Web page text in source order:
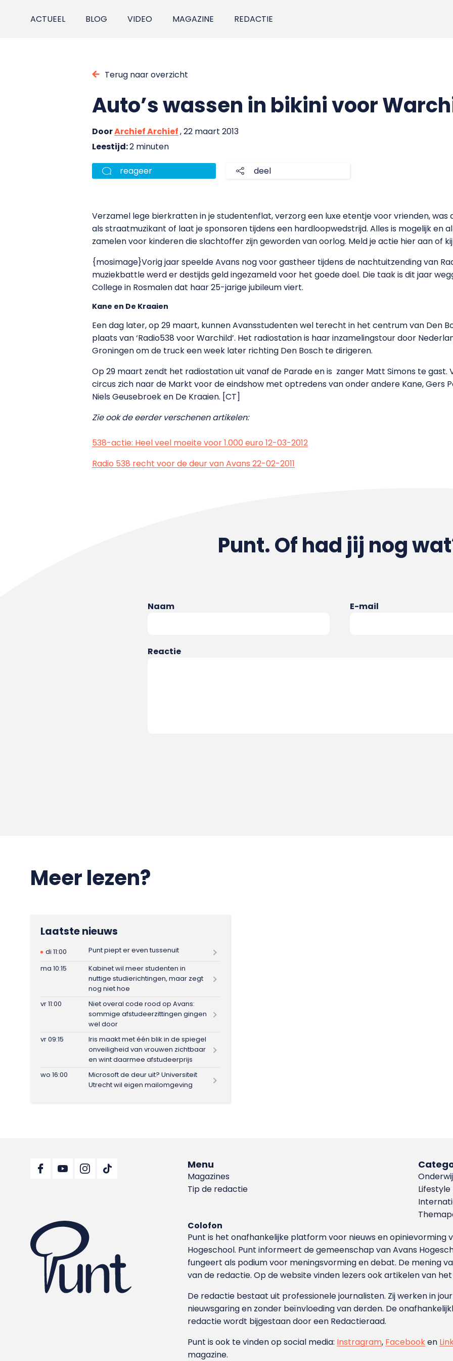
ACTUEEL BLOG VIDEO MAGAZINE REDACTIE
Terug naar overzicht
Auto’s wassen in bikini voor
DoorArchief Archief, 22 maart 2013
Leestijd:2 minuten
reageer deel
Verzamel lege bierkratten in je studentenflat, verzorg een luxe etentje voor vrienden, was
als straatmuzikant of laat je sponsoren tijdens een hardloopwedstrijd. Alles is mogelijk en
zamelen voor kinderen die slachtoffer zijn geworden van oorlog. Meld je actie hier aan of
{mosimage}Vorig jaar speelde Avans nog voor gastheer tijdens de nachtuitzending van
muziekbattle werd er destijds geld ingezameld voor het goede doel. Die taak is dit jaar
College in Rosmalen dat haar 25-jarige jubileum viert.
Kane en De Kraaien
Een dag later, op 29 maart, kunnen Avansstudenten wel terecht in het centrum van Den
plaats van ‘Radio538 voor Warchild’. Het radiostation is haar inzamelingstour door
Groningen om de truck een week later richting Den Bosch te dirigeren.
Op 29 maart zendt het radiostation uit vanaf de Parade en is zanger Matt Simons te gast.
circus zich naar de Markt voor de eindshow met optredens van onder andere Kane, Gers
Niels Geusebroek en De Kraaien. [CT]
Zie ook de eerder verschenen artikelen:
538-actie: Heel veel moeite voor 1.000 euro 12-03-2012
Radio 538 recht voor de deur van Avans 22-02-2011
Punt. Of had jij nog
Naam E-mail
Reactie
Meer lezen?
Laatste nieuws
di 11:00
Punt piept er even tussenuit
ma 10:15
Kabinet wil meer studenten in
nuttige studierichtingen, maar zegt
nog niet hoe
vr 11:00
Niet overal code rood op Avans:
sommige afstudeerzittingen gingen
wel door
vr 09:15
Iris maakt met één blik in de spiegel
onveiligheid van vrouwen zichtbaar
en wint daarmee afstudeerprijs
wo 16:00
Microsoft de deur uit? Universiteit
Utrecht wil eigen mailomgeving
Menu
Magazines
Tip de redactie
Lifestyle
Colofon
Punt is het onafhankelijke platform voor nieuws en
Hoge­school. Punt informeert de gemeenschap van Avans
fungeert als podium voor meningsvorming en debat. De mening
van de redactie. Op de website vinden lezers ook artikelen van
De redactie bestaat uit professionele journalisten. Zij werken in
nieuwsgaring en zonder beïnvloeding van derden. De
redactie wordt bijgestaan door een Redactieraad.
Punt is ook te vinden op social media: Instragram, Facebooken
magazine.